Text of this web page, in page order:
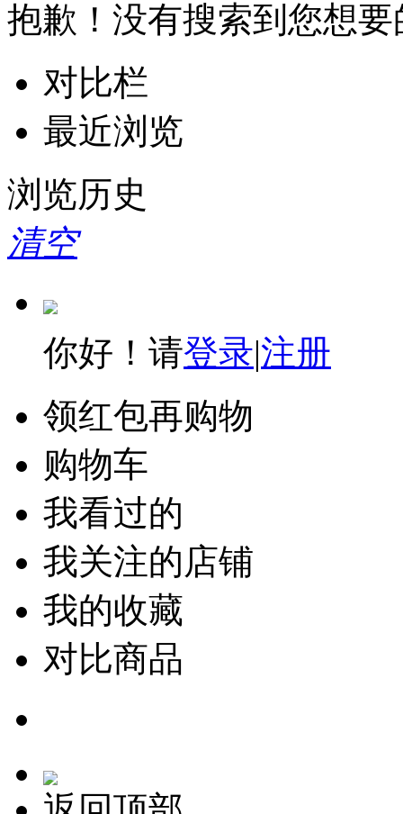
抱歉！没有搜索到您想
对比栏
最近浏览
浏览历史
清空
你好！请登录|注册
领红包再购物
购物车
我看过的
我关注的店铺
我的收藏
对比商品